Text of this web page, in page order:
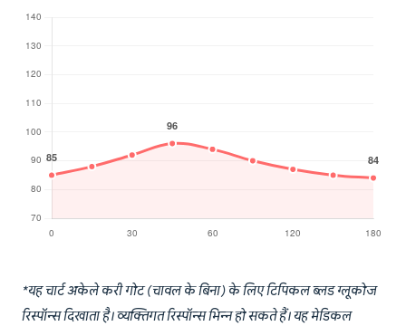
*यह चार्ट अकेले करी गोट (चावल के बिना) के लिए टिपिकल ब्लड ग्लूकोज
रिस्पॉन्स दिखाता है। व्यक्तिगत रिस्पॉन्स भिन्न हो सकते हैं। यह मेडिकल